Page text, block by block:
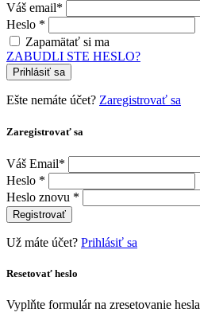
Váš email*
Heslo *
Zapamätať si ma
ZABUDLI STE HESLO?
Prihlásiť sa
Ešte nemáte účet? Zaregistrovať sa
Zaregistrovať sa
Váš Email*
Heslo *
Heslo znovu *
Registrovať
Už máte účet? Prihlásiť sa
Resetovať heslo
Vyplňte formulár na zresetovanie hesla